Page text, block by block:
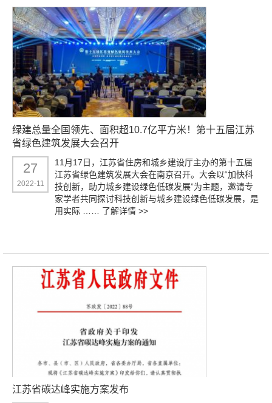
绿建总量全国领先、面积超10.7亿平方米！第十五届江苏
省绿色建筑发展大会召开
27
2022-11
11月17日，江苏省住房和城乡建设厅主办的第十五届
江苏省绿色建筑发展大会在南京召开。大会以“加快科
技创新，助力城乡建设绿色低碳发展”为主题，邀请专
家学者共同探讨科技创新与城乡建设绿色低碳发展，是
用实际 …… 了解详情 >>
江苏省碳达峰实施方案发布